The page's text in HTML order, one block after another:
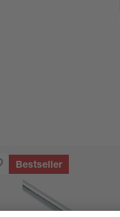
Bestseller